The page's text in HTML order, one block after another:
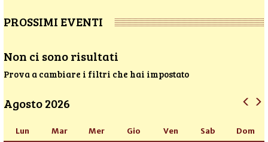
PROSSIMI EVENTI
Non ci sono risultati
Prova a cambiare i filtri che hai impostato
Agosto 2026
Lun Mar Mer Gio Ven Sab Dom